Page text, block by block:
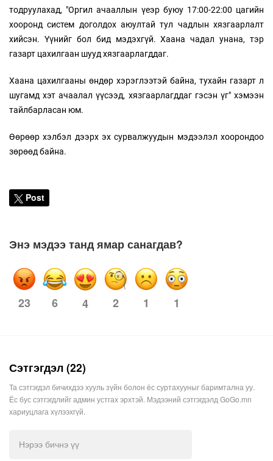
тодруулахад, "Оргил ачааллын үеэр буюу 17:00-22:00 цагийн
хооронд систем доголдох аюултай тул чадлын хязгаарлалт
хийсэн. Үүнийг бол бид мэдэхгүй. Хаана чадал унана, тэр
газарт цахилгаан шууд хязгаарлагддаг.
Хаана цахилгааны өндөр хэрэглээтэй байна, тухайн газарт л
шугамд хэт ачаалал үүсээд, хязгаарлагддаг гэсэн үг" хэмээн
тайлбарласан юм.
Өөрөөр хэлбэл дээрх эх сурвалжуудын мэдээлэл хоорондоо
зөрөөд байна.
Post
Энэ мэдээ танд ямар санагдав?
23 6 4 2 1 1
Сэтгэгдэл (22)
Та сэтгэгдэл бичихдээ хууль зүйн болон ёс суртахууныг баримтална уу.
Ёс бус сэтгэгдлийг админ устгах эрхтэй. Мэдээний сэтгэгдэлд GoGo.mn
хариуцлага хүлээхгүй.